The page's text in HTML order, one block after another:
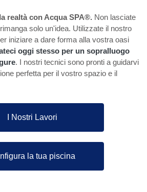
realtà con Acqua SPA®. Non lasciate
solo un'idea. Utilizzate il nostro
iniziare a dare forma alla vostra oasi
oggi stesso per un sopralluogo
. I nostri tecnici sono pronti a guidarvi
perfetta per il vostro spazio e il
I Nostri Lavori
la tua piscina